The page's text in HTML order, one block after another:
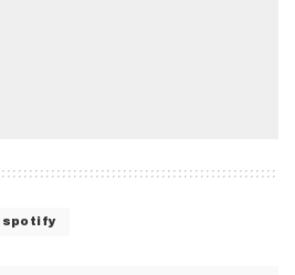
spotify